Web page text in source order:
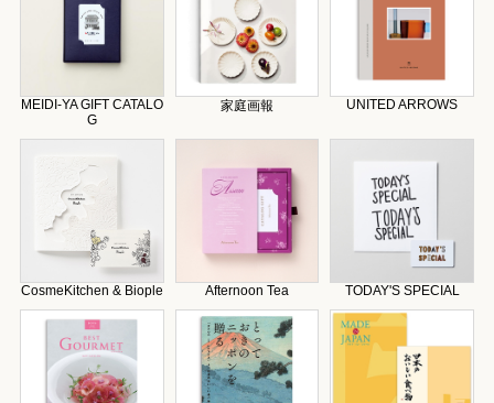
MEIDI-YA GIFT CATALO
G
家庭画報 UNITED ARROWS
CosmeKitchen & Biople Afternoon Tea TODAY'S SPECIAL